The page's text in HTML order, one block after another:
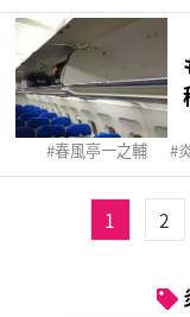
春風亭一之輔
1 2